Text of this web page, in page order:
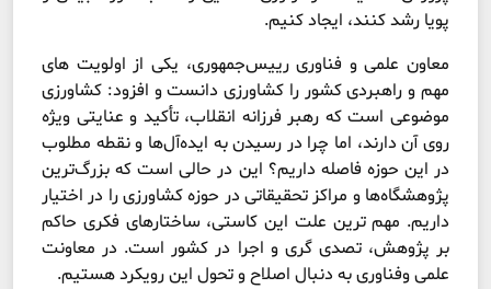
پویا رشد کنند، ایجاد کنیم.
معاون علمی و فناوری رییس‌جمهوری، یکی از اولویت های
مهم و راهبردی کشور را کشاورزی دانست و افزود: کشاورزی
موضوعی است که رهبر فرزانه انقلاب، تأکید و عنایتی ویژه
روی آن دارند، اما چرا در رسیدن به ایده‌آل‌ها و نقطه مطلوب
در این حوزه فاصله داریم؟ این در حالی است که بزرگ‌ترین
پژوهشگاه‌ها و مراکز تحقیقاتی در حوزه کشاورزی را در اختیار
داریم. مهم ترین علت این کاستی، ساختارهای فکری حاکم
بر پژوهش، تصدی گری و اجرا در کشور است. در معاونت
علمی وفناوری به دنبال اصلاح و تحول این رویکرد هستیم.